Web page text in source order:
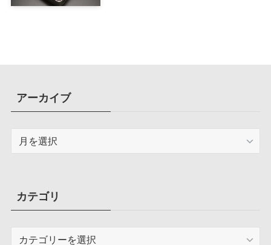
アーカイブ
ブカテゴリ